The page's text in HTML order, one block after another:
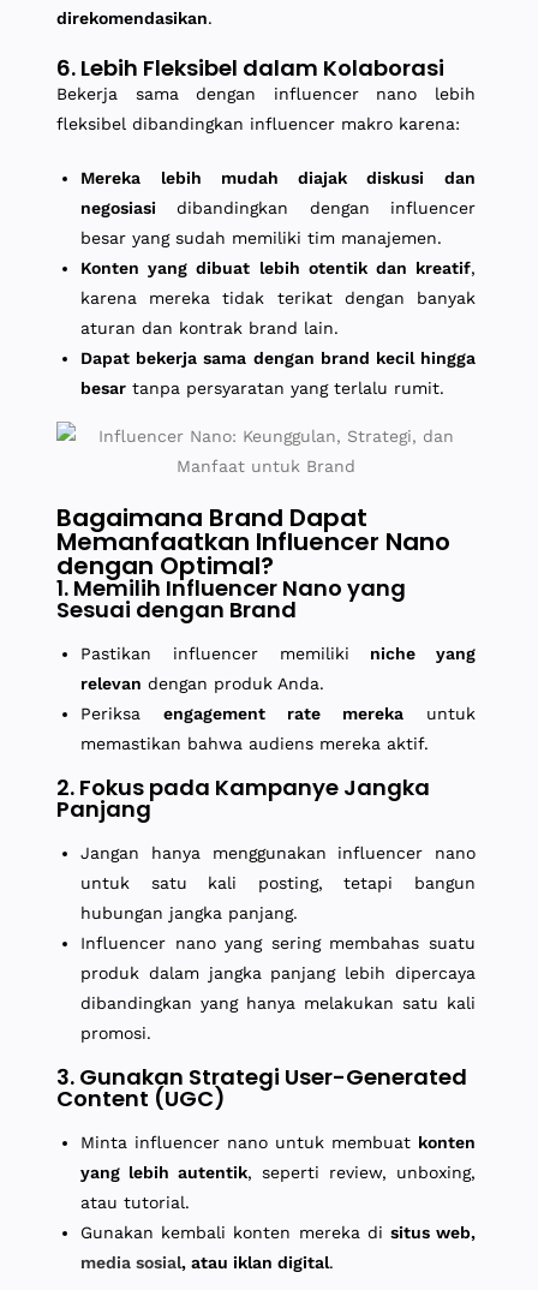
direkomendasikan.
6. Lebih Fleksibel dalam Kolaborasi
Bekerja sama dengan influencer nano lebih
fleksibel dibandingkan influencer makro karena:
Mereka lebih mudah diajak diskusi dan
negosiasi dibandingkan dengan influencer
besar yang sudah memiliki tim manajemen.
Konten yang dibuat lebih otentik dan kreatif,
karena mereka tidak terikat dengan banyak
aturan dan kontrak brand lain.
Dapat bekerja sama dengan brand kecil hingga
besar tanpa persyaratan yang terlalu rumit.
Bagaimana Brand Dapat
Memanfaatkan Influencer Nano
dengan Optimal?
1. Memilih Influencer Nano yang
Sesuai dengan Brand
Pastikan influencer memiliki niche yang
relevan dengan produk Anda.
Periksaengagement rate merekauntuk
memastikan bahwa audiens mereka aktif.
2. Fokus pada Kampanye Jangka
Panjang
Jangan hanya menggunakan influencer nano
untuk satu kali posting, tetapi bangun
hubungan jangka panjang.
Influencer nano yang sering membahas suatu
produk dalam jangka panjang lebih dipercaya
dibandingkan yang hanya melakukan satu kali
promosi.
3. Gunakan Strategi User-Generated
Content (UGC)
Minta influencer nano untuk membuat konten
yang lebih autentik, seperti review, unboxing,
atau tutorial.
Gunakan kembali konten mereka di situs web,
media sosial, atau iklan digital.